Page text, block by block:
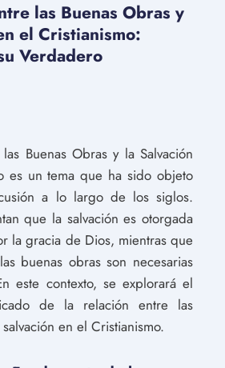
las Buenas Obras y
el Cristianismo:
Verdadero
Buenas Obras y la Salvación
es un tema que ha sido objeto
a lo largo de los siglos.
que la salvación es otorgada
la gracia de Dios, mientras que
buenas obras son necesarias
este contexto, se explorará el
de la relación entre las
en el Cristianismo.